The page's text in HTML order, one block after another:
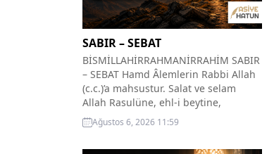
SABIR – SEBAT
BİSMİLLAHİRRAHMANİRRAHİM SABIR
– SEBAT Hamd Âlemlerin Rabbi Allah
(c.c.)’a mahsustur. Salat ve selam
Allah Rasulüne, ehl-i beytine,
müminlerin üzerine olsun inşallah.
Sabır: Acıya katlanma, sıkıntı ve
Ağustos 6, 2026 11:59